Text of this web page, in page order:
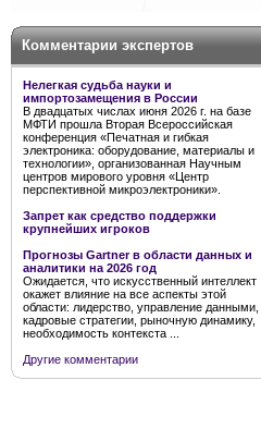
Комментарии экспертов
Нелегкая судьба науки и
импортозамещения в России
В двадцатых числах июня 2026 г. на базе
МФТИ прошла Вторая Всероссийская
конференция «Печатная и гибкая
электроника: оборудование, материалы и
технологии», организованная Научным
центров мирового уровня «Центр
перспективной микроэлектроники».
Запрет как средство поддержки
крупнейших игроков
Прогнозы Gartner в области данных и
аналитики на 2026 год
Ожидается, что искусственный интеллект
окажет влияние на все аспекты этой
области: лидерство, управление данными,
кадровые стратегии, рыночную динамику,
необходимость контекста ...
Другие комментарии